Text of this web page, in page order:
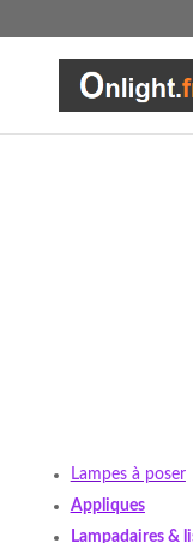
Lampes à poser
Appliques
Lampadaires &